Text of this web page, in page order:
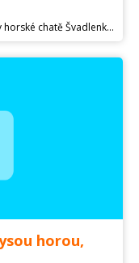
Ubytování na horách, přímo na sjezdovce, v horské chatě Švadlenka, Rokytnice nad Jizerou, Krkonoše. Prostorný, kompletně vybavený podkrovní apartmán DELUXE III (až pro 8 osob). Více informací na nebo na info@ . Nabídka volných termínů: 5.3.2023 - 12.3.2023 od 19.3.2023 kdykoliv
horou,